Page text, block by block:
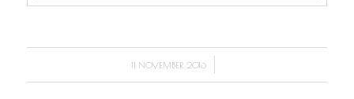
11 NOVEMBER 2016
/